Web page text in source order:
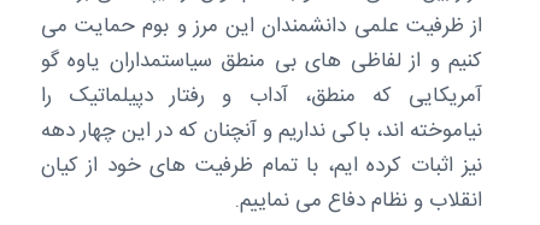
از ظرفیت علمی دانشمندان این مرز و بوم حمایت می
کنیم و از لفاظی های بی منطق سیاستمداران یاوه گو
آمریکایی که منطق، آداب و رفتار دپیلماتیک را
نیاموخته اند، باکی نداریم و آنچنان که در این چهار دهه
نیز اثبات کرده ایم، با تمام ظرفیت های خود از کیان
انقلاب و نظام دفاع می نماییم.